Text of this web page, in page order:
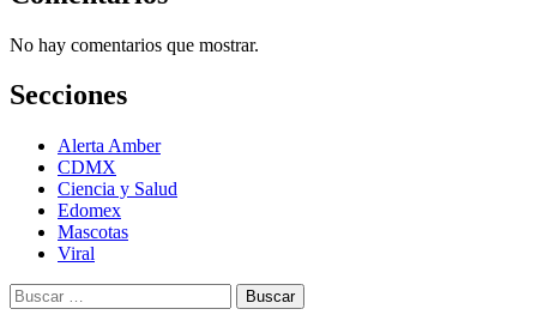
No hay comentarios que mostrar.
Secciones
Alerta Amber
CDMX
Ciencia y Salud
Edomex
Mascotas
Viral
Buscar: